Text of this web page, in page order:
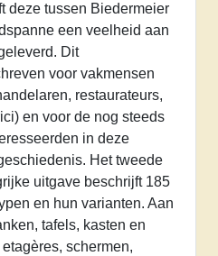
deze tussen Biedermeier
een veelheid aan
Dit
voor vakmensen
restaurateurs,
en voor de nog steeds
in deze
Het tweede
uitgave beschrijft 185
en hun varianten. Aan
tafels, kasten en
schermen,